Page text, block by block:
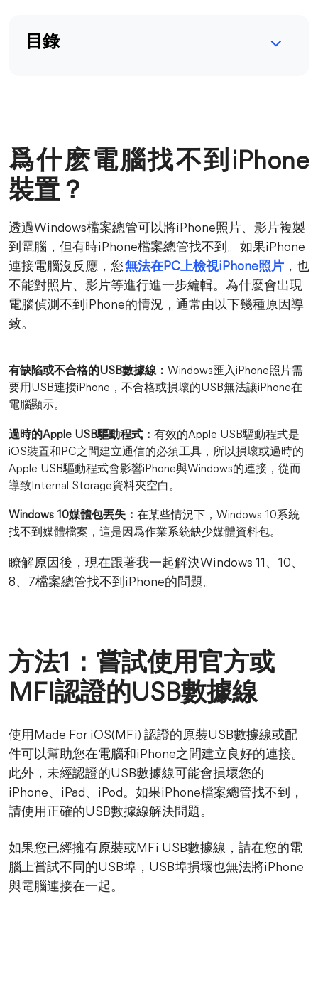
目錄
爲什麽電腦找不到iPhone
裝置？
透過Windows檔案總管可以將iPhone照片、影片複製
到電腦，但有時iPhone檔案總管找不到。如果iPhone
連接電腦沒反應，您無法在PC上檢視iPhone照片，也
不能對照片、影片等進行進一步編輯。為什麼會出現
電腦偵測不到iPhone的情況，通常由以下幾種原因導
致。
有缺陷或不合格的USB數據線： Windows匯入iPhone照片需
要用USB連接iPhone，不合格或損壞的USB無法讓iPhone在
電腦顯示。
過時的Apple USB驅動程式： 有效的Apple USB驅動程式是
iOS裝置和PC之間建立通信的必須工具，所以損壞或過時的
Apple USB驅動程式會影響iPhone與Windows的連接，從而
導致Internal Storage資料夾空白。
Windows 10媒體包丟失： 在某些情況下，Windows 10系統
找不到媒體檔案，這是因爲作業系統缺少媒體資料包。
瞭解原因後，現在跟著我一起解決Windows 11、10、
8、7檔案總管找不到iPhone的問題。
方法1：嘗試使用官方或
MFI認證的USB數據線
使用Made For iOS(MFi) 認證的原裝USB數據線或配
件可以幫助您在電腦和iPhone之間建立良好的連接。
此外，未經認證的USB數據線可能會損壞您的
iPhone、iPad、iPod。如果iPhone檔案總管找不到，
請使用正確的USB數據線解決問題。
如果您已經擁有原裝或MFi USB數據線，請在您的電
腦上嘗試不同的USB埠，USB埠損壞也無法將iPhone
與電腦連接在一起。